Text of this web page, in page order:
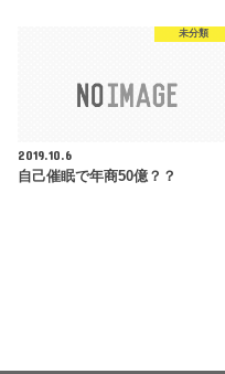
未分類
2019.10.6
自己催眠で年商50億？？